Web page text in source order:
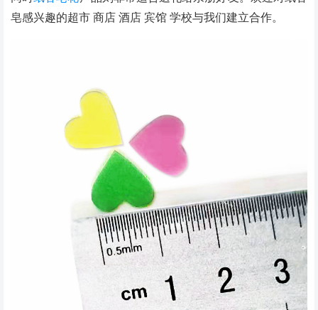
皂感兴趣的超市 商店 酒店 宾馆 学校与我们建立合作。